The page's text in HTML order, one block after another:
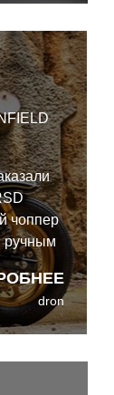
чоппер
ручным
и
Короче,
dron